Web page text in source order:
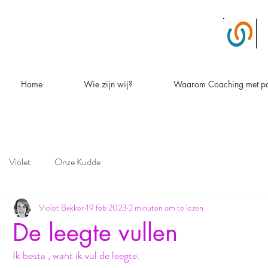
Home Wie zijn wij? Waarom Coaching met
Violet Onze Kudde
De leegte vullen
Violet Bakker19 feb 2023 2 minuten om te lezen
Ik besta , want ik vul de leegte.